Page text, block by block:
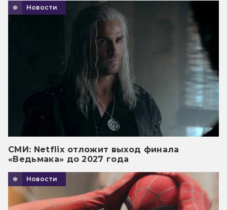
Новости
СМИ: Netflix отложит выход финала
«Ведьмака» до 2027 года
Новости